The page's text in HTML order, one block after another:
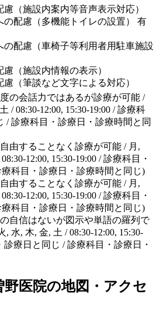
（施設内案内等音声表示対応）
の配慮（多機能トイレの設置） 有
の配慮（車椅子等利用者用駐車施設
（施設内情報の表示）
（筆談など文字による対応）
の会話力ではあるが診療が可能 /
/ 08:30-12:00, 15:30-19:00 / 診療科
/ 診療科目・診療日・診療時間と同
由することなく診療が可能 / 月,
12:00, 15:30-19:00 / 診療科目・
科目・診療日・診療時間と同じ)
由することなく診療が可能 / 月,
12:00, 15:30-19:00 / 診療科目・
科目・診療日・診療時間と同じ)
自信はないが図示や単語の羅列で
, 水, 木, 金, 土 / 08:30-12:00, 15:30-
診療日と同じ / 診療科目・診療日・
野医院の地図・アクセ